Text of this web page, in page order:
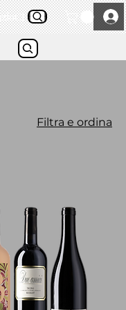
Chi siamo
Filtra e ordina